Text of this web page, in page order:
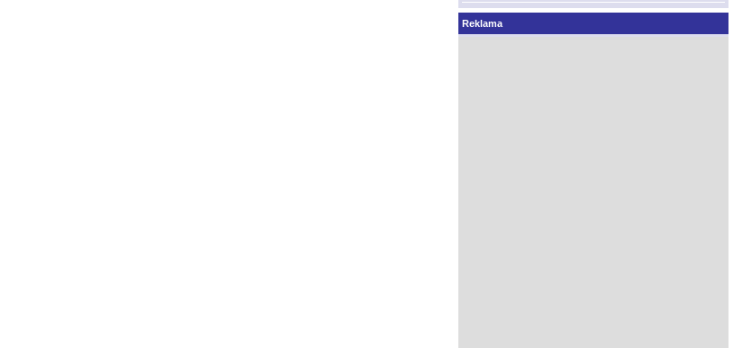
Reklama